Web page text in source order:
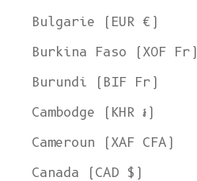
Bulgarie (EUR €)
Burkina Faso (XOF Fr)
Burundi (BIF Fr)
Cambodge (KHR ៛)
Cameroun (XAF CFA)
Canada (CAD $)